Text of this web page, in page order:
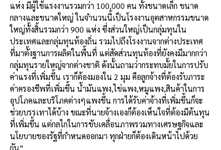
แห่ง มีผู้ใช้แรงงานรวมกว่า 100,000 คน ทั้งขนาดเล็ก ขนาด
กลางและขนาดใหญ่ ในจำนวนนี้เป็นโรงงานอุตสาหกรรมขนาด
ใหญ่ทั้งสิ้นรวมกว่า 900 แห่ง ซึ่งส่วนใหญ่เป็นกลุ่มทุนใน
ประเทศและกลุ่มทุนท้องถิ่น รวมไปถึงโรงงานจากต่างประเทศ
ที่มาตั้งฐานการผลิตในพื้นที่ แต่สัดส่วนทุนท้องที่ยังคงมีมากกว่า
กลุ่มทุนรายใหญ่จากต่างชาติดังนั้นถามว่ากระทบมั้ยในการปรับ
ค่าแรงที่เพิ่มขึ้น เราก็ต้องมองใน 2 มุม คือลูกจ้างที่ต้องรับภาระ
ค่าครองชีพที่เพิ่มขึ้น น้ำมันแพง,ไข่แพง,หมูแพง,สินค้าในการ
อุปโภคและบริโภคต่างๆแพงขึ้น การได้รับค่าจ้างที่เพิ่มขึ้นก็จะ
ช่วยบรรเทาได้บ้าง ขณะที่นายจ้างเองก็ต้องเห็นใจที่ต้องมีต้นทุน
ที่เพิ่มขึ้น แต่กลไกในการขับเคลื่อนภาพรวมทางเศรษฐกิจและ
นโยบายของรัฐที่กำหนดออกมา ทุกฝ่ายก็ต้องเดินหน้าไปด้วย
กัน”